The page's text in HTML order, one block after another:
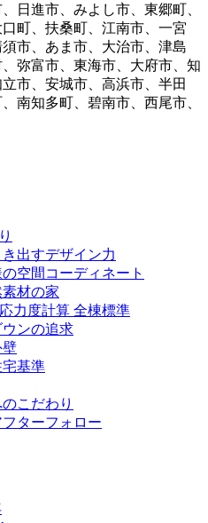
日進市、みよし市、東郷町、
町、扶桑町、江南市、一宮
市、あま市、大治市、津島
弥富市、東海市、大府市、知
市、安城市、高浜市、半田
南知多町、碧南市、西尾市、
出すデザイン力
空間コーディネート
材の家
力度計算 全棟標準
ンの追求
壁
宅基準
こだわり
ターフォロー